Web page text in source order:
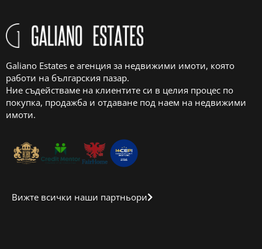
Galiano Estates е агенция за недвижими имоти, която
работи на българския пазар.
Ние съдействаме на клиентите си в целия процес по
покупка, продажба и отдаване под наем на недвижими
имоти.
Вижте всички наши партньори